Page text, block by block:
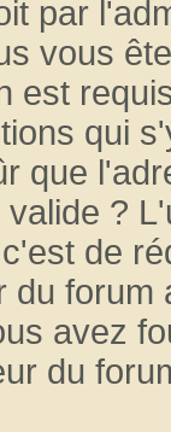
par
vous
est
qui
que
?
de
du
avez
du